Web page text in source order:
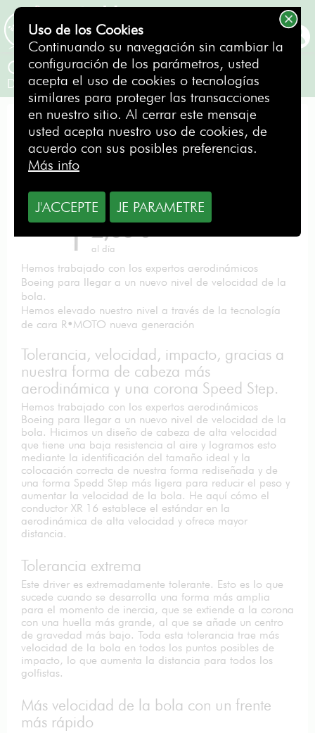
RESERVAR
Callaway Driver XR 10.5° S
Diestro
DRIVER
Desde
2,00€
al día
Hemos trabajado con los expertos aerodinámicos
Boeing para llegar a un nuevo nivel de velocidad de la
bola.
Hemos elevado nuestro nivel a través de la tecnología
de cara R•MOTO nueva generación
Tolerancia, velocidad, impacto, gracias a
nuestra forma de cabeza más
aerodinámica y una corona Speed Step.
Hemos trabajado con los expertos aerodinámicos
Boeing para llegar a un nuevo nivel de velocidad de la
bola. Hicimos un diseño de cabeza de alta velocidad
que tiene una baja resistencia al aire y logramos esto
mediante la identificación del tamaño ideal y la
colocación correcta de nuestra forma rediseñada y de
una forma Spedd Step más ligera para reducir el peso y
aumentar la velocidad de la bola. He aquí cómo el
conductor XR 16 establece el estándar en la
aerodinámica de alta velocidad y ofrece mayor
distancia.
Tolerancia extrema
Este driver es extremadamente tolerante. Esto es lo que
sucede cuando se desarrolla una forma más amplia
para el momento de inercia, que se extiende a la corona
con una huella más grande, al que se añade un centro
de gravedad más bajo. Toda esta tolerancia trae más
velocidad de la bola en todos los puntos posibles de
impacto, lo que aumenta la distancia para todos los
golfistas.
Más velocidad de la bola con un frente
más rápido
Uso de los Cookies
Continuando su navegación sin cambiar la
configuración de los parámetros, usted
acepta el uso de cookies o tecnologías
similares para proteger las transacciones
en nuestro sitio. Al cerrar este mensaje
usted acepta nuestro uso de cookies, de
acuerdo con sus posibles preferencias.
Más info
J'ACCEPTE JE PARAMETRE